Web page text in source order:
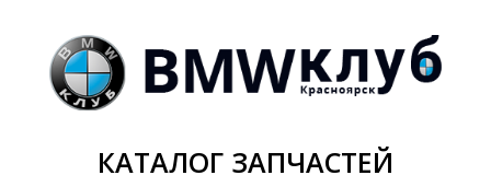
КАТАЛОГ ЗАПЧАСТЕЙ
+7 391 2801414
ул. Шахтеров 61 ст.2
+7 391 2311414